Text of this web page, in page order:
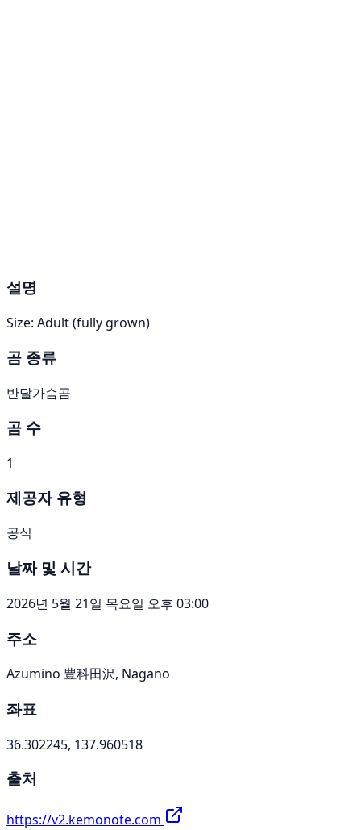
설명
Size: Adult (fully grown)
곰 종류
반달가슴곰
곰 수
1
제공자 유형
공식
날짜 및 시간
2026년 5월 21일 목요일 오후 03:00
주소
Azumino 豊科田沢, Nagano
좌표
36.302245, 137.960518
출처
https://v2.kemonote.com